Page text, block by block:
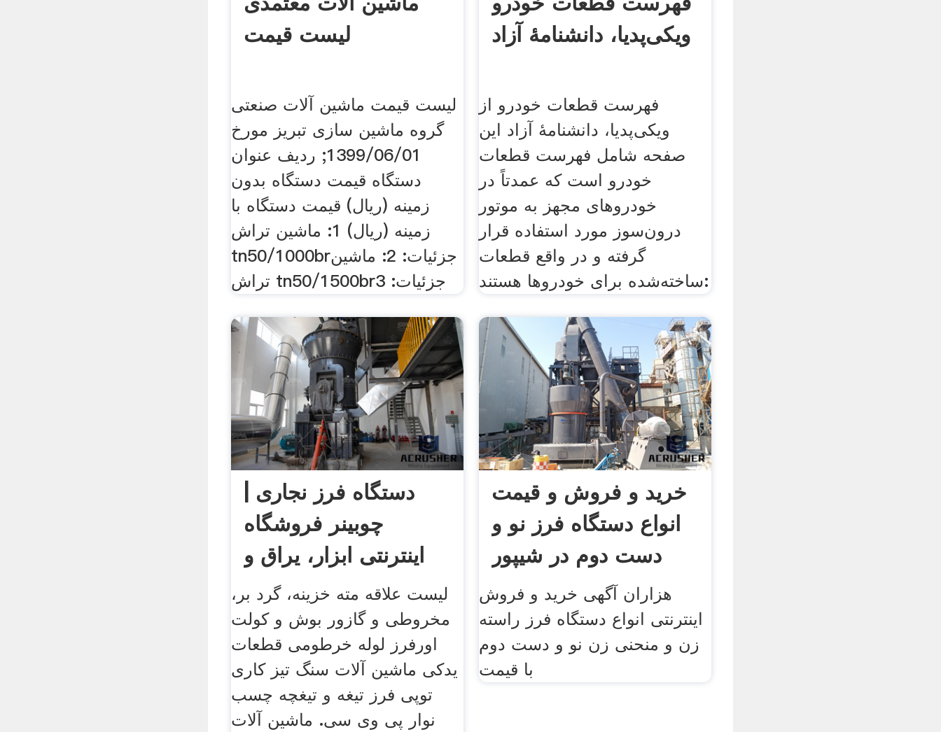
لیست قیمت
لیست قیمت ماشین آلات صنعتی
گروه ماشین سازی تبریز مورخ
1399/06/01; ردیف عنوان
دستگاه قیمت دستگاه بدون
زمینه (ریال) قیمت دستگاه با
زمینه (ریال) 1: ماشین تراش
tn50/1000brجزئیات: 2: ماشین
تراش tn50/1500brجزئیات: 3
ویکی‌پدیا، دانشنامهٔ آزاد
فهرست قطعات خودرو از
ویکی‌پدیا، دانشنامهٔ آزاد این
صفحه شامل فهرست قطعات
خودرو است که عمدتاً در
خودروهای مجهز به موتور
درون‌سوز مورد استفاده قرار
گرفته و در واقع قطعات
ساخته‌شده برای خودروها هستند:
دستگاه فرز نجاری |
چوبینر فروشگاه
اینترنتی ابزار، یراق و
لیست علاقه مته خزینه، گرد بر،
مخروطی و گازور بوش و کولت
اورفرز لوله خرطومی قطعات
یدکی ماشین آلات سنگ تیز کاری
توپی فرز تیغه و تیغچه چسب
نوار پی وی سی. ماشین آلات
خرید و فروش و قیمت
انواع دستگاه فرز نو و
دست دوم در شیپور
هزاران آگهی خرید و فروش
اینترنتی انواع دستگاه فرز راسته
زن و منحنی زن نو و دست دوم
با قیمت